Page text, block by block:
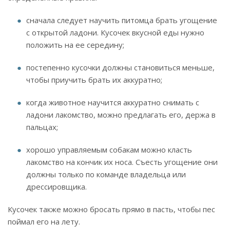
сначала следует научить питомца брать угощение
с открытой ладони. Кусочек вкусной еды нужно
положить на ее середину;
постепенно кусочки должны становиться меньше,
чтобы приучить брать их аккуратно;
когда животное научится аккуратно снимать с
ладони лакомство, можно предлагать его, держа в
пальцах;
хорошо управляемым собакам можно класть
лакомство на кончик их носа. Съесть угощение они
должны только по команде владельца или
дрессировщика.
Кусочек также можно бросать прямо в пасть, чтобы пес
поймал его на лету.